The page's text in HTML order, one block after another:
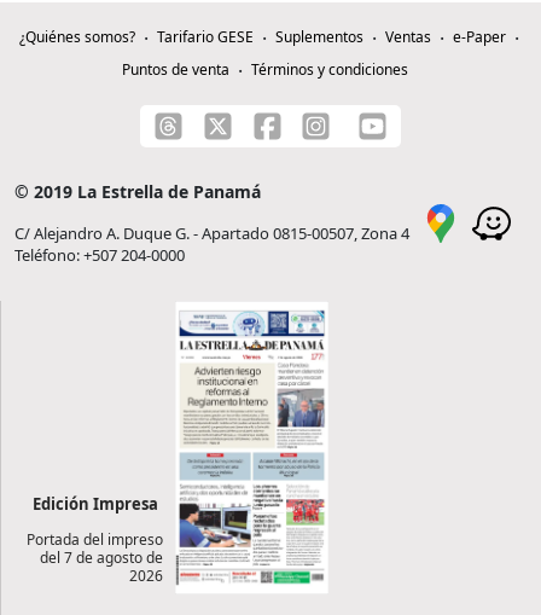
¿Quiénes somos? Tarifario GESE Suplementos Ventas
e-Paper
Puntos de venta
Términos y condiciones
© 2019 La Estrella de Panamá
C/ Alejandro A. Duque G. - Apartado 0815-00507, Zona 4
Teléfono: +507 204-0000
Edición Impresa
Portada del impreso
del 7 de agosto de
2026